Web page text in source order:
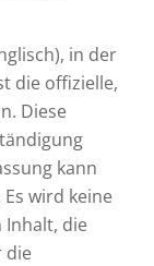
in der
die offizielle,
Diese
kann
wird keine
die
die